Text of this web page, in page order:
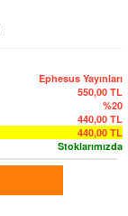
Ephesus Yayınları
550,00 TL
%20
440,00 TL
440,00 TL
Stoklarımızda